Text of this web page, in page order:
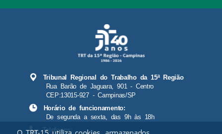
Tribunal Regional do Trabalho da 15ª Região
Rua Barão de Jaguara, 901 - Centro
CEP:13015-927 - Campinas/SP
Horário de funcionamento:
De segunda a sexta, das 9h às 18h
Telefones: